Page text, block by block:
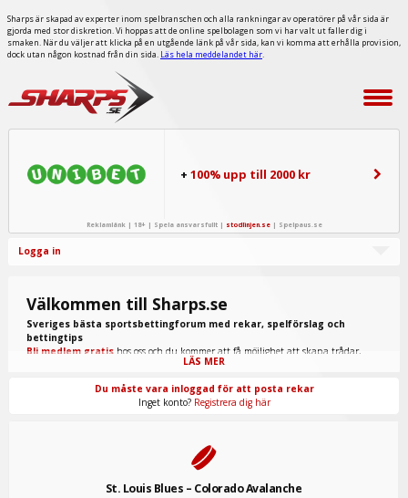
Sharps är skapad av experter inom spelbranschen och alla rankningar av operatörer på vår sida är
gjorda med stor diskretion. Vi hoppas att de online spelbolagen som vi har valt ut faller dig i
smaken. När du väljer att klicka på en utgående länk på vår sida, kan vi komma att erhålla provision,
dock utan någon kostnad från din sida. Läs hela meddelandet här.
+100% upp till 2000 kr
Reklamlänk | 18+ | Spela ansvarsfullt | stodlinjen.se| Spelpaus.se
Logga in
Välkommen till Sharps.se
Sveriges bästa sportsbettingforum med rekar, spelförslag och
bettingtips
Bli medlem gratis hos oss och du kommer att få möjlighet att skapa trådar,
skriva inlägg, ta del av spel från "procappers" och mycket annat.
LÄS MER
Du måste vara inloggad för att posta rekar
Inget konto? Registrera dig här
St. Louis Blues – Colorado Avalanche